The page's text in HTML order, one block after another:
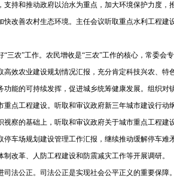
支持和推动政府以治水为重点，加大环境保护力度
快改善农村生态环境。主任会议听取重点水利工程
农”工作。农民增收是“三农”工作的核心，常委会
高效农业建设规划情况汇报，充分肯定科技兴农、
功能的可持续发挥，促进城乡统筹健康发展。组织
工程建设。听取和审议政府新三年城市建设行动
视察的基础上，听取和审议政府关于城市重点工程
停车场规划建设管理工作汇报，继续推动缓解停车
制改革、人防工程建设和防震减灾工作等开展调研。
公正。司法公正是实现社会公平正义的重要保障